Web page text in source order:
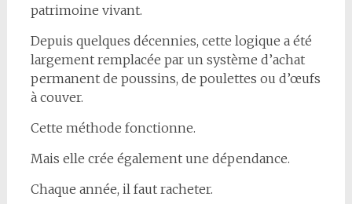
patrimoine vivant.
Depuis quelques décennies, cette logique a été
largement remplacée par un système d’achat
permanent de poussins, de poulettes ou d’œufs
à couver.
Cette méthode fonctionne.
Mais elle crée également une dépendance.
Chaque année, il faut racheter.